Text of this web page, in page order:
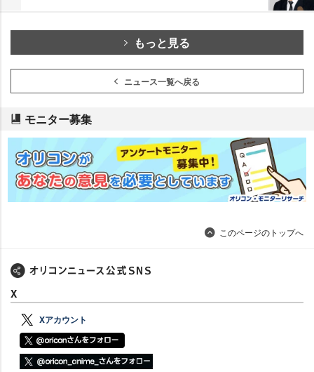
もっと見る
ニュース一覧へ戻る
モニター募集
このページのトップへ
X
Xアカウント